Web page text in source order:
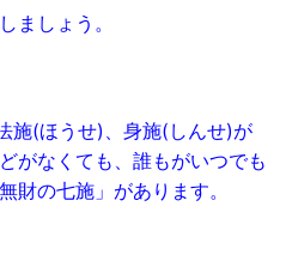
ましょう。
施(ほうせ)、身施(しんせ)が
がなくても、誰もがいつでも
財の七施」があります。